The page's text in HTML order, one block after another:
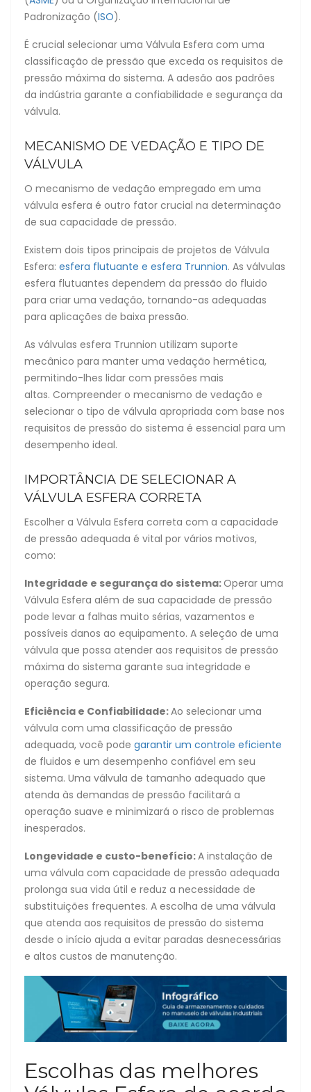
Padronização (ISO).
É crucial selecionar uma Válvula Esfera com uma
classificação de pressão que exceda os requisitos de
pressão máxima do sistema. A adesão aos padrões
da indústria garante a confiabilidade e segurança da
válvula.
MECANISMO DE VEDAÇÃO E TIPO DE
VÁLVULA
O mecanismo de vedação empregado em uma
válvula esfera é outro fator crucial na determinação
de sua capacidade de pressão.
Existem dois tipos principais de projetos de Válvula
Esfera: esfera flutuante e esfera Trunnion. As válvulas
esfera flutuantes dependem da pressão do fluido
para criar uma vedação, tornando-as adequadas
para aplicações de baixa pressão.
As válvulas esfera Trunnion utilizam suporte
mecânico para manter uma vedação hermética,
permitindo-lhes lidar com pressões mais
altas. Compreender o mecanismo de vedação e
selecionar o tipo de válvula apropriada com base nos
requisitos de pressão do sistema é essencial para um
desempenho ideal.
IMPORTÂNCIA DE SELECIONAR A
VÁLVULA ESFERA CORRETA
Escolher a Válvula Esfera correta com a capacidade
de pressão adequada é vital por vários motivos,
como:
Integridade e segurança do sistema:Operar uma
Válvula Esfera além de sua capacidade de pressão
pode levar a falhas muito sérias, vazamentos e
possíveis danos ao equipamento. A seleção de uma
válvula que possa atender aos requisitos de pressão
máxima do sistema garante sua integridade e
operação segura.
Eficiência e Confiabilidade:Ao selecionar uma
válvula com uma classificação de pressão
adequada, você pode garantir um controle eficiente
de fluidos e um desempenho confiável em seu
sistema. Uma válvula de tamanho adequado que
atenda às demandas de pressão facilitará a
operação suave e minimizará o risco de problemas
inesperados.
Longevidade e custo-benefício:A instalação de
uma válvula com capacidade de pressão adequada
prolonga sua vida útil e reduz a necessidade de
substituições frequentes. A escolha de uma válvula
que atenda aos requisitos de pressão do sistema
desde o início ajuda a evitar paradas desnecessárias
e altos custos de manutenção.
Escolhas das melhores